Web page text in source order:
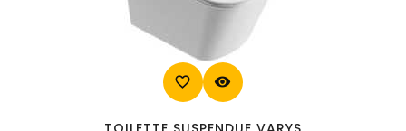
favorite_border visibility